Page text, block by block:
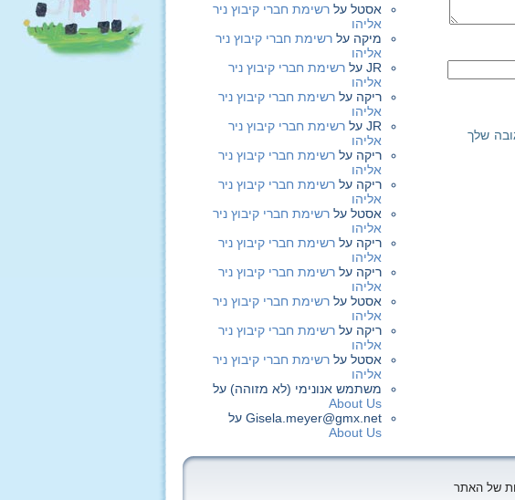
שלך
אסטל על רשימת חברי קיבוץ ניר
אליהו
מיקה על רשימת חברי קיבוץ ניר
אליהו
JR על רשימת חברי קיבוץ ניר
אליהו
ריקה על רשימת חברי קיבוץ ניר
אליהו
JR על רשימת חברי קיבוץ ניר
אליהו
ריקה על רשימת חברי קיבוץ ניר
אליהו
ריקה על רשימת חברי קיבוץ ניר
אליהו
אסטל על רשימת חברי קיבוץ ניר
אליהו
ריקה על רשימת חברי קיבוץ ניר
אליהו
ריקה על רשימת חברי קיבוץ ניר
אליהו
אסטל על רשימת חברי קיבוץ ניר
אליהו
ריקה על רשימת חברי קיבוץ ניר
אליהו
אסטל על רשימת חברי קיבוץ ניר
אליהו
משתמש אנונימי (לא מזוהה) על
About Us
Gisela.meyer@gmx.net על
About Us
של האתר